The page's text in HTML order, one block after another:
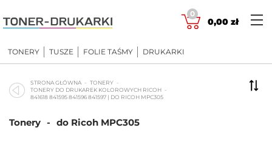
to
content
0
0,00 zł
TONERY TUSZE FOLIE TAŚMY DRUKARKI
STRONA GŁÓWNA
TONERY
TONERY DO DRUKAREK KOLOROWYCH RICOH
841618 841595 841596 841597 | DO RICOH MPC305
Tonery - do Ricoh MPC305